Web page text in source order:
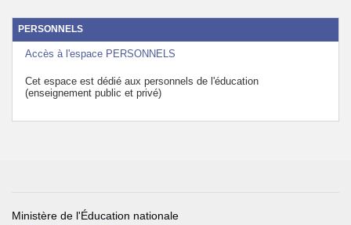
PERSONNELS
Accès à l'espace PERSONNELS
Cet espace est dédié aux personnels de l'éducation
(enseignement public et privé)
Ministère de l'Éducation nationale